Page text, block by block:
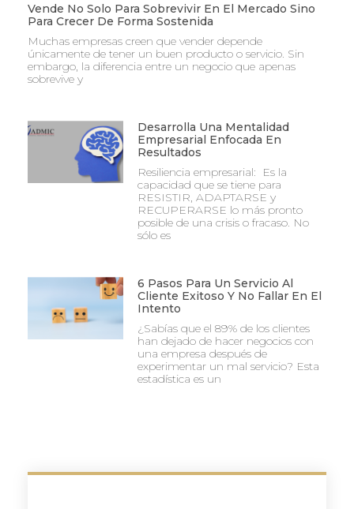
Vende No Solo Para Sobrevivir En El Mercado Sino
Para Crecer De Forma Sostenida
Muchas empresas creen que vender depende
únicamente de tener un buen producto o servicio. Sin
embargo, la diferencia entre un negocio que apenas
sobrevive y
Desarrolla Una Mentalidad
Empresarial Enfocada En
Resultados
Resiliencia empresarial: Es la
capacidad que se tiene para
RESISTIR, ADAPTARSE y
RECUPERARSE lo más pronto
posible de una crisis o fracaso. No
sólo es
6 Pasos Para Un Servicio Al
Cliente Exitoso Y No Fallar En El
Intento
¿Sabías que el 89% de los clientes
han dejado de hacer negocios con
una empresa después de
experimentar un mal servicio? Esta
estadística es un